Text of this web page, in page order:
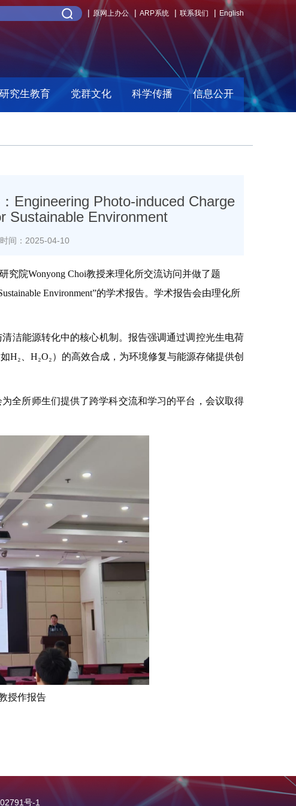
原网上办公 ARP系统 联系我们 English
研究生教育 党群文化 科学传播 信息公开
Engineering Photo-induced Charge
Sustainable Environment
间：2025-04-10
究院Wonyong Choi教授来理化所交流访问并做了题
Environment”的学术报告。学术报告会由理化所
洁能源转化中的核心机制。报告强调通过调控光生电荷
、H₂O₂）的高效合成，为环境修复与能源存储提供创
全所师生们提供了跨学科交流和学习的平台，会议取得
授作报告
号-1